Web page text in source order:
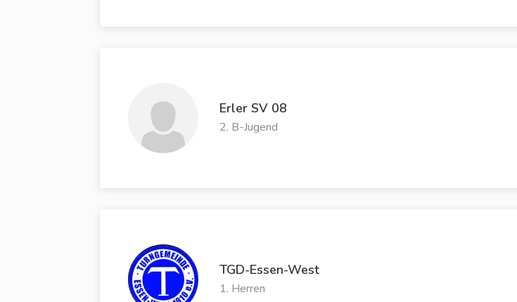
Erler SV 08
2. B-Jugend
TGD-Essen-West
1. Herren